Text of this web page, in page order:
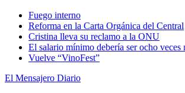
Fuego interno
Reforma en la Carta Orgánica del Central
Cristina lleva su reclamo a la ONU
El salario mínimo debería ser ocho veces
Vuelve “VinoFest”
El Mensajero Diario